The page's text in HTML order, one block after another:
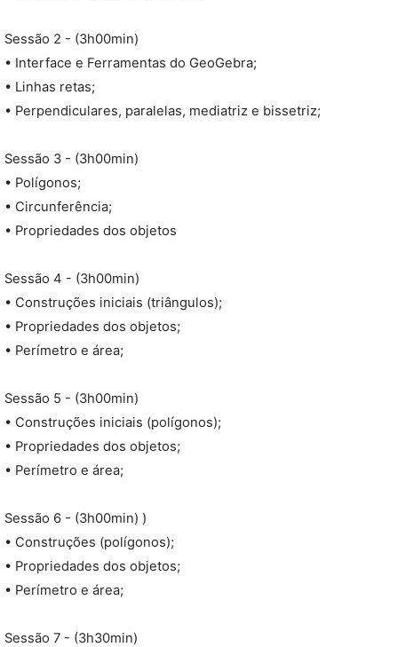
Sessão 2 - (3h00min)
• Interface e Ferramentas do GeoGebra;
• Linhas retas;
• Perpendiculares, paralelas, mediatriz e bissetriz;
Sessão 3 - (3h00min)
• Polígonos;
• Circunferência;
• Propriedades dos objetos
Sessão 4 - (3h00min)
• Construções iniciais (triângulos);
• Propriedades dos objetos;
• Perímetro e área;
Sessão 5 - (3h00min)
• Construções iniciais (polígonos);
• Propriedades dos objetos;
• Perímetro e área;
Sessão 6 - (3h00min) )
• Construções (polígonos);
• Propriedades dos objetos;
• Perímetro e área;
Sessão 7 - (3h30min)